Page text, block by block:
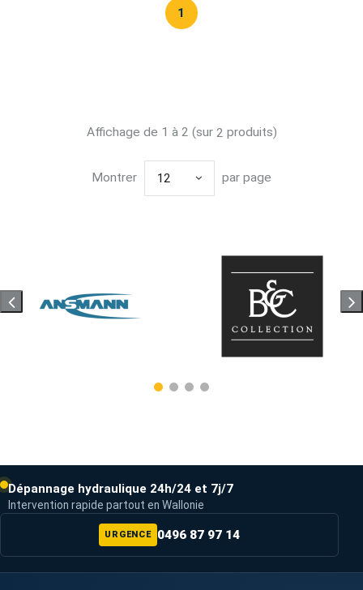
1
Affichage de 1 à 2 (sur 2 produits)
Montrer 12 par page
Dépannage hydraulique 24h/24 et 7j/7
Intervention rapide partout en Wallonie
URGENCE 0496 87 97 14